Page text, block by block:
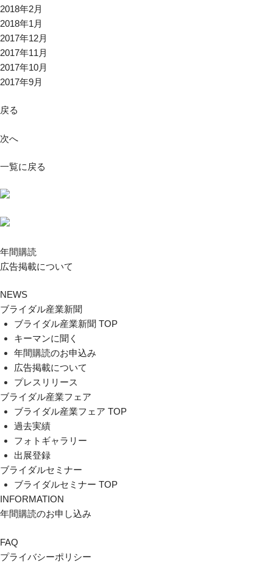
2018年2月
2018年1月
2017年12月
2017年11月
2017年10月
2017年9月
戻る
次へ
一覧に戻る
年間購読
広告掲載について
NEWS
ブライダル産業新聞
ブライダル産業新聞 TOP
キーマンに聞く
年間購読のお申込み
広告掲載について
プレスリリース
ブライダル産業フェア
ブライダル産業フェア TOP
過去実績
フォトギャラリー
出展登録
ブライダルセミナー
ブライダルセミナー TOP
INFORMATION
年間購読のお申し込み
FAQ
プライバシーポリシー